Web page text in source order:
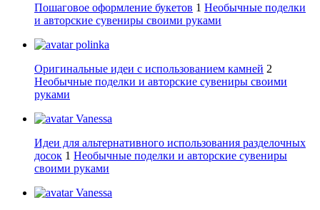
Пошаговое оформление букетов 1 Необычные поделки
и авторские сувениры своими руками
polinka
Оригинальные идеи с использованием камней 2
Необычные поделки и авторские сувениры своими
руками
Vanessa
Идеи для альтернативного использования разделочных
досок 1 Необычные поделки и авторские сувениры
своими руками
Vanessa